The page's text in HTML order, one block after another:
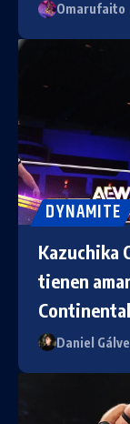
Omarufaito
DYNAMITE
Kazuchika
tienen
Continental
Daniel